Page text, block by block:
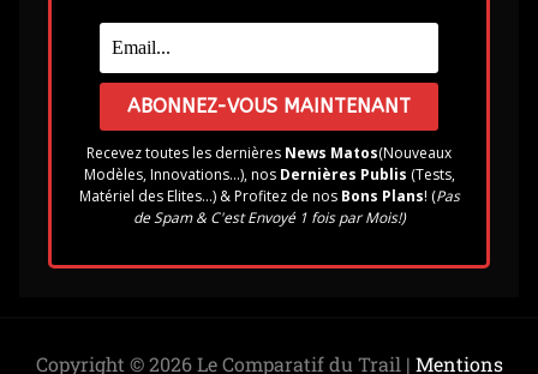
Recevez toutes les dernières News Matos(Nouveaux
Modèles, Innovations...), nosDernières Publis (Tests,
Matériel des Elites...) & Profitez de nosBons Plans! (Pas
de Spam & C'est Envoyé 1 fois par Mois!)
Copyright © 2026 Le Comparatif du Trail | Mentions